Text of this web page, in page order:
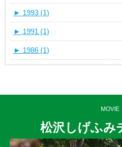
► 1993 (1)
► 1991 (1)
► 1986 (1)
MOVIE
松沢しげふみ